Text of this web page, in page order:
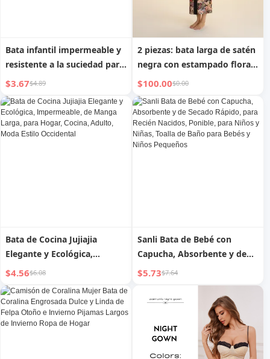
Bata infantil impermeable y
resistente a la suciedad para
niñas, para complementar la
comida.
$3.67$4.89
2 piezas: bata larga de satén
negra con estampado floral
para mujer, de manga larga;
bata de novia y ropa de
descanso
$100.00$0.00
Bata de Cocina Jujiajia
Elegante y Ecológica,
Impermeable, de Manga
Larga, para Hogar, Cocina,
Adulto, Moda Estilo
Occidental
$4.56$6.08
Sanli Bata de Bebé con
Capucha, Absorbente y de
Secado Rápido, para Recién
Nacidos, Ponible, para Niños
y Niñas, Toalla de Baño para
Bebés y Niños Pequeños
$5.73$7.64